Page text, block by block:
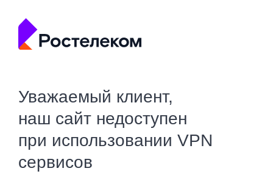
Уважаемый клиент,
наш сайт недоступен
при использовании VPN
сервисов